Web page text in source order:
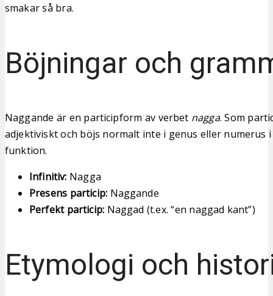
smakar så bra.
Böjningar och
Naggande är en participform av verbet nagga. Som
adjektiviskt och böjs normalt inte i genus eller numerus
funktion.
Infinitiv: Nagga
Presens particip: Naggande
Perfekt particip: Naggad (t.ex. “en naggad kant”)
Etymologi och